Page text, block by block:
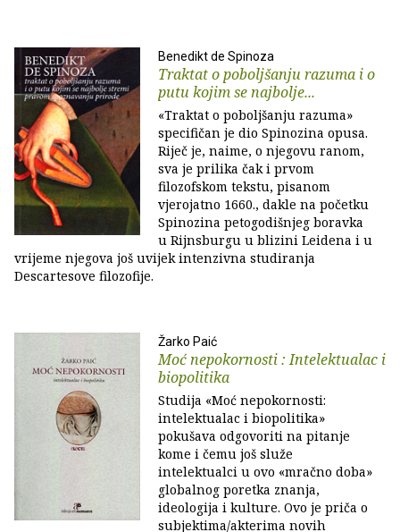
Benedikt de Spinoza
Traktat o poboljšanju razuma i o
putu kojim se najbolje...
«Traktat o poboljšanju razuma»
specifičan je dio Spinozina opusa.
Riječ je, naime, o njegovu ranom,
sva je prilika čak i prvom
filozofskom tekstu, pisanom
vjerojatno 1660., dakle na početku
Spinozina petogodišnjeg boravka
u Rijnsburgu u blizini Leidena i u
vrijeme njegova još uvijek intenzivna studiranja
Descartesove filozofije.
Žarko Paić
Moć nepokornosti : Intelektualac i
biopolitika
Studija «Moć nepokornosti:
intelektualac i biopolitika»
pokušava odgovoriti na pitanje
kome i čemu još služe
intelektualci u ovo «mračno doba»
globalnog poretka znanja,
ideologija i kulture. Ovo je priča o
subjektima/akterima novih